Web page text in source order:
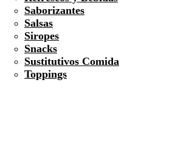
Saborizantes
Salsas
Siropes
Snacks
Sustitutivos Comida
Toppings